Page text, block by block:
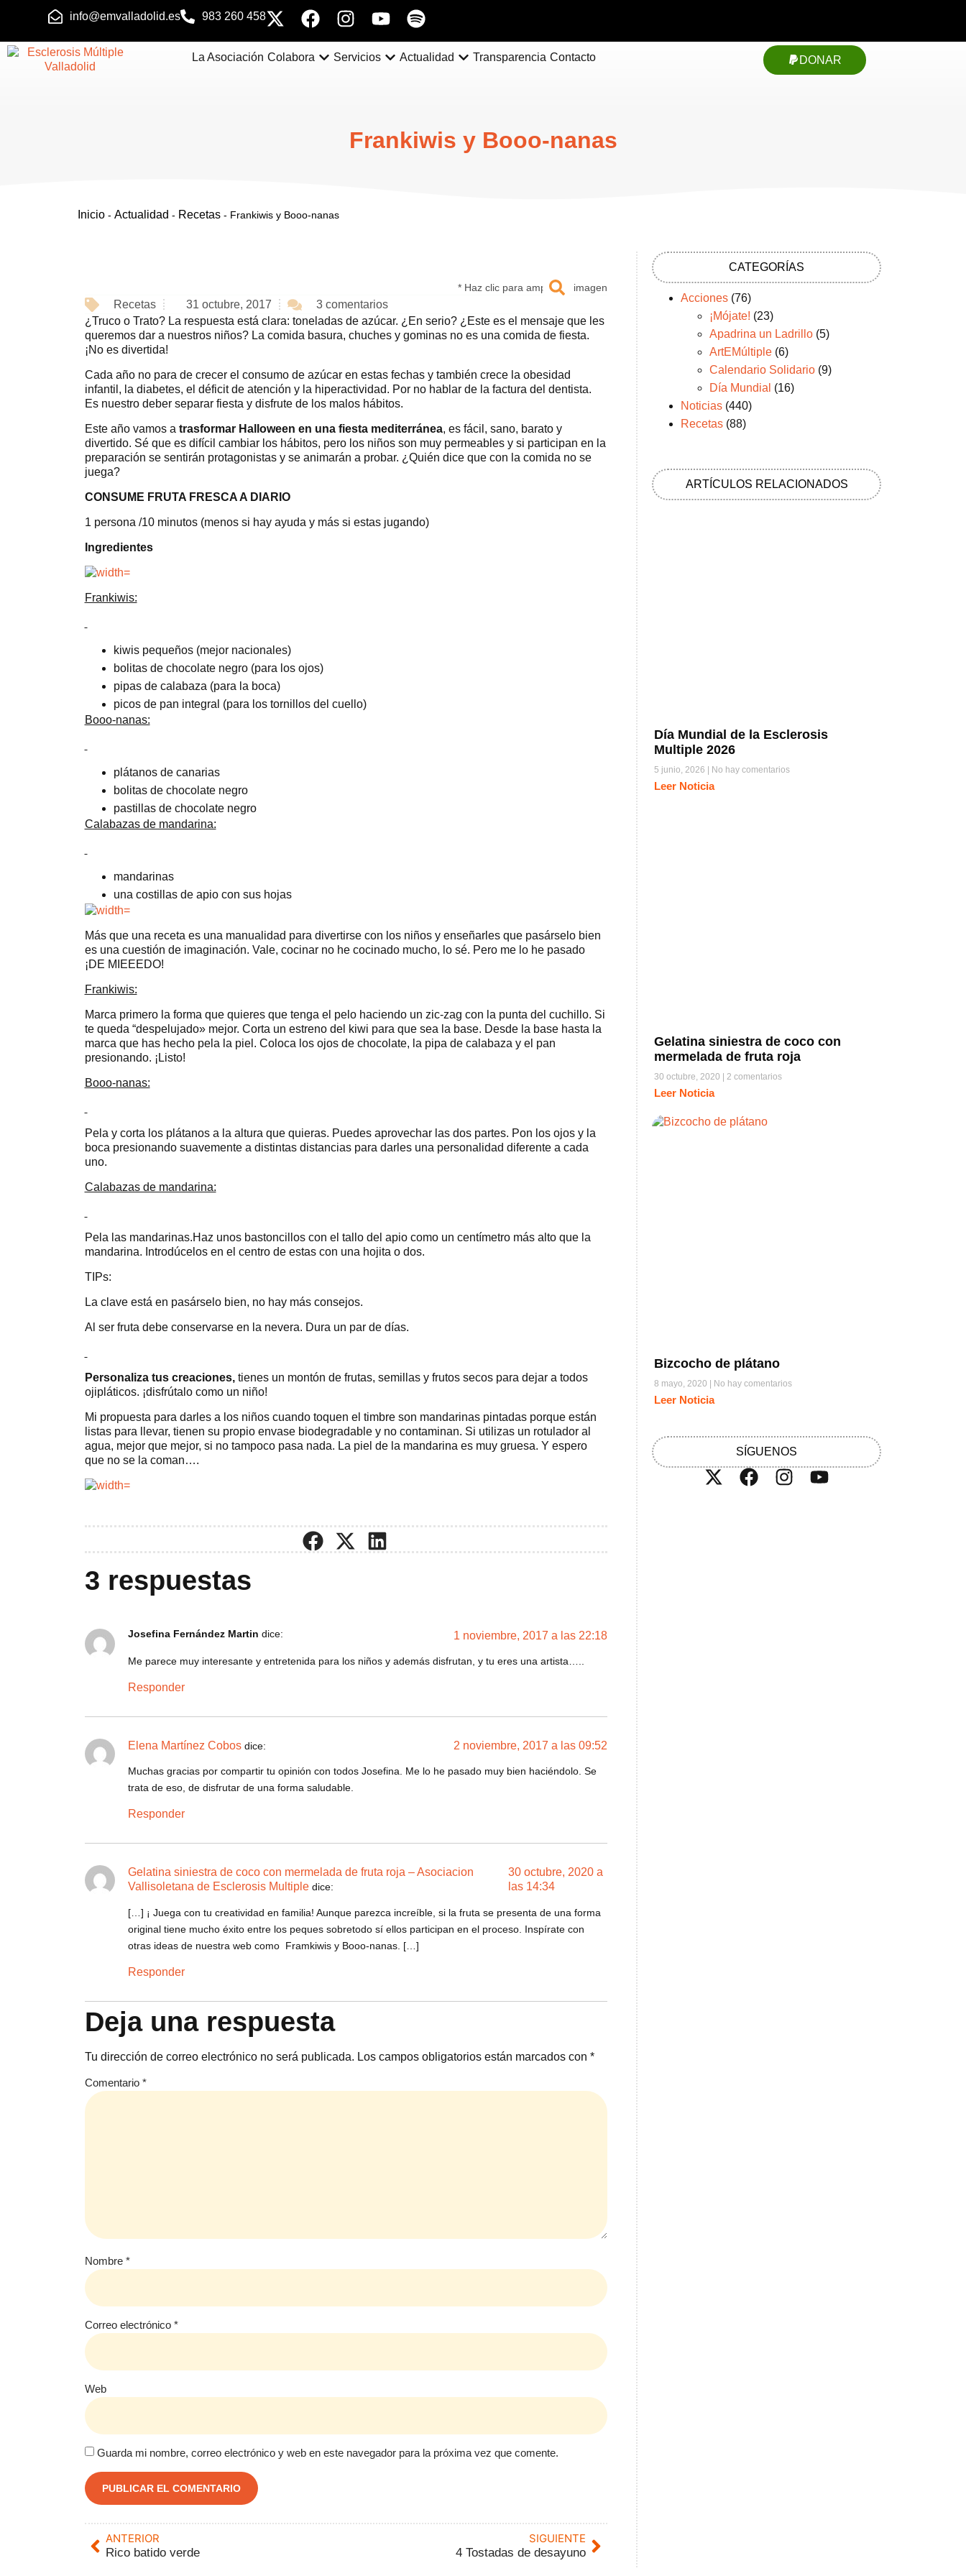
info@emvalladolid.es 983 260 458
La Asociación Colabora Servicios Actualidad Transparencia Contacto DONAR
Frankiwis y Booo-nanas
Inicio- Actualidad - Recetas- Frankiwis y Booo-nanas
* Haz clic para ampliar la imagen
Recetas 31 octubre, 2017
3 comentarios
¿Truco o Trato? La respuesta está clara: toneladas de azúcar. ¿En serio? ¿Este es el mensaje que les
queremos dar a nuestros niños? La comida basura, chuches y gominas no es una comida de fiesta.
¡No es divertida!
Cada año no para de crecer el consumo de azúcar en estas fechas y también crece la obesidad
infantil, la diabetes, el déficit de atención y la hiperactividad. Por no hablar de la factura del dentista.
Es nuestro deber separar fiesta y disfrute de los malos hábitos.
Este año vamos a trasformar Halloween en una fiesta mediterránea, es fácil, sano, barato y
divertido. Sé que es difícil cambiar los hábitos, pero los niños son muy permeables y si participan en la
preparación se sentirán protagonistas y se animarán a probar. ¿Quién dice que con la comida no se
juega?
CONSUME FRUTA FRESCA A DIARIO
1 persona /10 minutos (menos si hay ayuda y más si estas jugando)
Ingredientes
Frankiwis:
kiwis pequeños (mejor nacionales)
bolitas de chocolate negro (para los ojos)
pipas de calabaza (para la boca)
picos de pan integral (para los tornillos del cuello)
Booo-nanas:
plátanos de canarias
bolitas de chocolate negro
pastillas de chocolate negro
Calabazas de mandarina:
mandarinas
una costillas de apio con sus hojas
Más que una receta es una manualidad para divertirse con los niños y enseñarles que pasárselo bien
es una cuestión de imaginación. Vale, cocinar no he cocinado mucho, lo sé. Pero me lo he pasado
¡DE MIEEEDO!
Frankiwis:
Marca primero la forma que quieres que tenga el pelo haciendo un zic-zag con la punta del cuchillo. Si
te queda “despelujado» mejor. Corta un estreno del kiwi para que sea la base. Desde la base hasta la
marca que has hecho pela la piel. Coloca los ojos de chocolate, la pipa de calabaza y el pan
presionando. ¡Listo!
Booo-nanas:
Pela y corta los plátanos a la altura que quieras. Puedes aprovechar las dos partes. Pon los ojos y la
boca presionando suavemente a distintas distancias para darles una personalidad diferente a cada
uno.
Calabazas de mandarina:
Pela las mandarinas.Haz unos bastoncillos con el tallo del apio como un centímetro más alto que la
mandarina. Introdúcelos en el centro de estas con una hojita o dos.
TIPs:
La clave está en pasárselo bien, no hay más consejos.
Al ser fruta debe conservarse en la nevera. Dura un par de días.
Personaliza tus creaciones, tienes un montón de frutas, semillas y frutos secos para dejar a todos
ojipláticos. ¡disfrútalo como un niño!
Mi propuesta para darles a los niños cuando toquen el timbre son mandarinas pintadas porque están
listas para llevar, tienen su propio envase biodegradable y no contaminan. Si utilizas un rotulador al
agua, mejor que mejor, si no tampoco pasa nada. La piel de la mandarina es muy gruesa. Y espero
que no se la coman….
3 respuestas
Josefina Fernández Martin dice: 1 noviembre, 2017 a las 22:18
Me parece muy interesante y entretenida para los niños y además disfrutan, y tu eres una artista…..
Responder
Elena Martínez Cobos dice: 2 noviembre, 2017 a las 09:52
Muchas gracias por compartir tu opinión con todos Josefina. Me lo he pasado muy bien haciéndolo. Se
trata de eso, de disfrutar de una forma saludable.
Responder
Gelatina siniestra de coco con mermelada de fruta roja – Asociacion
Vallisoletana de Esclerosis Multiple dice:
30 octubre, 2020 a
las 14:34
[…] ¡ Juega con tu creatividad en familia! Aunque parezca increíble, si la fruta se presenta de una forma
original tiene mucho éxito entre los peques sobretodo sí ellos participan en el proceso. Inspírate con
otras ideas de nuestra web como Framkiwis y Booo-nanas. […]
Responder
Deja una respuesta
Tu dirección de correo electrónico no será publicada. Los campos obligatorios están marcados con *
Comentario *
Nombre *
Correo electrónico *
Web
Guarda mi nombre, correo electrónico y web en este navegador para la próxima vez que comente.
ANTERIOR
Rico batido verde
SIGUIENTE
4 Tostadas de desayuno
CATEGORÍAS
Acciones(76)
¡Mójate! (23)
Apadrina un Ladrillo(5)
ArtEMúltiple(6)
Calendario Solidario(9)
Día Mundial (16)
Noticias(440)
Recetas(88)
ARTÍCULOS RELACIONADOS
Día Mundial de la Esclerosis
Multiple 2026
5 junio, 2026 No hay comentarios
Leer Noticia
Gelatina siniestra de coco con
mermelada de fruta roja
30 octubre, 2020 2 comentarios
Leer Noticia
Bizcocho de plátano
8 mayo, 2020 No hay comentarios
Leer Noticia
SÍGUENOS